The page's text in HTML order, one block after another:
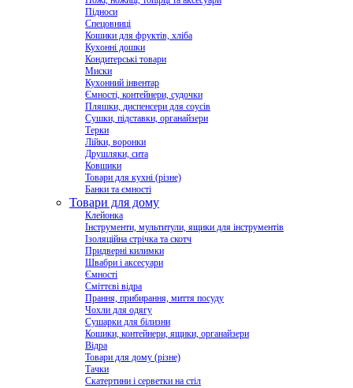
Підноси
Спецовниці
Кошики для фруктів, хліба
Кухонні дошки
Кондитерські товари
Миски
Кухонний інвентар
Ємності, контейнери, судочки
Пляшки, диспенсери для соусів
Сушки, підставки, органайзери
Терки
Лійки, воронки
Друшляки, сита
Ковшики
Товари для кухні (різне)
Банки та ємності
Товари для дому
Клейонка
Інструменти, мультитули, ящики для інструментів
Ізоляційна стрічка та скотч
Придверні килимки
Швабри і аксесуари
Ємності
Сміттєві відра
Прання, прибирання, миття посуду
Чохли для одягу
Сушарки для білизни
Кошики, контейнери, ящики, органайзери
Відра
Товари для дому (різне)
Тачки
Скатертини і серветки на стіл